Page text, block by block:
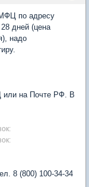
МФЦ по адресу
дней (цена
надо
или на Почте РФ. В
8 (800) 100-34-34